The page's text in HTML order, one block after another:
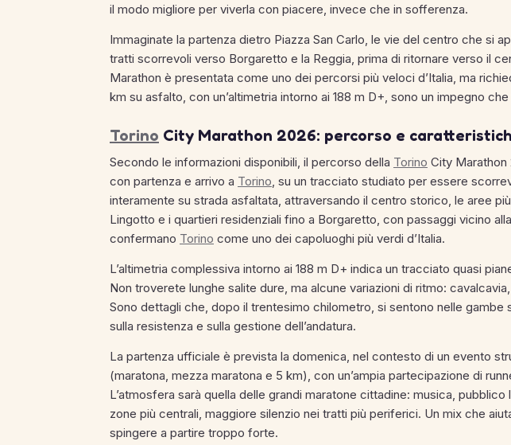
il modo migliore per viverla con piacere, invece che in sofferenza.
Immaginate la partenza dietro Piazza San Carlo, le vie del centro che si
tratti scorrevoli verso Borgaretto e la Reggia, prima di ritornare verso il
Marathon è presentata come uno dei percorsi più veloci d’Italia, ma
km su asfalto, con un’altimetria intorno ai 188 m D+, sono un impegno
Torino City Marathon 2026: percorso e
Secondo le informazioni disponibili, il percorso della Torino City Marathon
con partenza e arrivo a Torino, su un tracciato studiato per essere
interamente su strada asfaltata, attraversando il centro storico, le aree
Lingotto e i quartieri residenziali fino a Borgaretto, con passaggi vicino
confermano Torino come uno dei capoluoghi più verdi d’Italia.
L’altimetria complessiva intorno ai 188 m D+ indica un tracciato quasi
Non troverete lunghe salite dure, ma alcune variazioni di ritmo:
Sono dettagli che, dopo il trentesimo chilometro, si sentono nelle gambe
sulla resistenza e sulla gestione dell’andatura.
La partenza ufficiale è prevista la domenica, nel contesto di un evento
(maratona, mezza maratona e 5 km), con un’ampia partecipazione di
L’atmosfera sarà quella delle grandi maratone cittadine: musica,
zone più centrali, maggiore silenzio nei tratti più periferici. Un mix che
spingere a partire troppo forte.